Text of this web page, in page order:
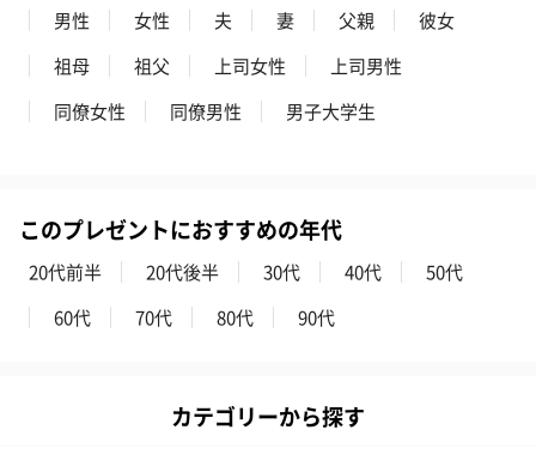
男性
女性 夫 妻 父親
彼女
祖母
祖父 上司女性
上司男性
同僚女性
同僚男性 男子大学生
このプレゼントにおすすめの年代
20代前半 20代後半 30代 40代
50代
60代
70代 80代 90代
カテゴリーから探す